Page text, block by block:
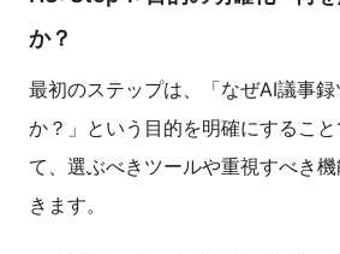
か？
最初のステップは、「なぜAI議事
か？」という目的を明確にするこ
て、選ぶべきツールや重視すべき
きます。